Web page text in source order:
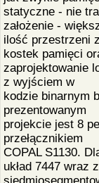
statyczne - nie
założenie -
ilość przestrzeni
kostek pamięci
zaprojektowanie
z wyjściem w
kodzie binarnym
prezentowanym
projekcie jest 8
przełącznikiem
COPAL S1130.
układ 7447 wraz z